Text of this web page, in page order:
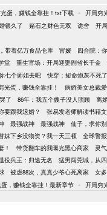
蛋，赚钱全靠挂！txt下载 - 开局穷
很久了 赌石之财色无双 诡舍 开
带着亿万食品仓库 官媛 四合院：
堂 重生官场：开局迎娶副省长千金
七个师姐去吧 快穿：短命炮灰不死了
光蛋，赚钱全靠挂！ 病娇美女总裁
了 86年：我五个嫂子没人照顾 离
要跟我退婚？ 张易发老师解读书籍
最强战神 最强战神 仙子，求你
妹下乡没物资？我一天三顿 全球警
！ 带货翻车的我曝光黑心商家 灵
役兵王：归途无名 猛男闯莞城，从
被虐88次，真真少爷心死离家 女
，赚钱全靠挂！最新章节 - 开局穷